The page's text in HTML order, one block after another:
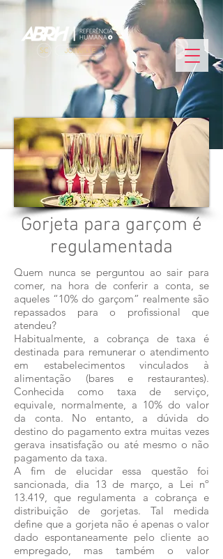
Gorjeta para garçom é
regulamentada
Quem nunca se perguntou ao sair para
comer, na hora de conferir a conta, se
aqueles “10% do garçom” realmente são
repassados para o profissional que
atendeu?
Habitualmente, a cobrança de taxa é
destinada para remunerar o atendimento
em estabelecimentos vinculados à
alimentação (bares e restaurantes).
Conhecida como taxa de serviço,
equivale, normalmente, a 10% do valor
da conta. No entanto, a dúvida do
destino do pagamento extra muitas vezes
gerava insatisfação ou até mesmo o não
pagamento da taxa.
A fim de elucidar essa questão foi
sancionada, dia 13 de março, a Lei nº
13.419, que regulamenta a cobrança e
distribuição de gorjetas. Tal medida
define que a gorjeta não é apenas o valor
dado espontaneamente pelo cliente ao
empregado, mas também o valor